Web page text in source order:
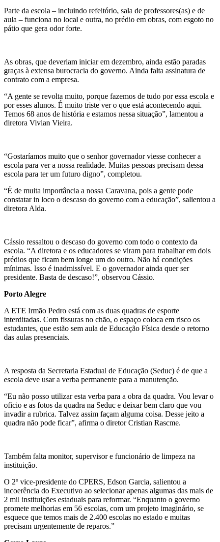
Parte da escola – incluindo refeitório, sala de professores(as) e de
aula – funciona no local e outra, no prédio em obras, com esgoto no
pátio que gera odor forte.
As obras, que deveriam iniciar em dezembro, ainda estão paradas
graças à extensa burocracia do governo. Ainda falta assinatura de
contrato com a empresa.
“A gente se revolta muito, porque fazemos de tudo por essa escola e
por esses alunos. É muito triste ver o que está acontecendo aqui.
Temos 68 anos de história e estamos nessa situação”, lamentou a
diretora Vivian Vieira.
“Gostaríamos muito que o senhor governador viesse conhecer a
escola para ver a nossa realidade. Muitas pessoas precisam dessa
escola para ter um futuro digno”, completou.
“É de muita importância a nossa Caravana, pois a gente pode
constatar in loco o descaso do governo com a educação”, salientou a
diretora Alda.
Cássio ressaltou o descaso do governo com todo o contexto da
escola. “A diretora e os educadores se viram para trabalhar em dois
prédios que ficam bem longe um do outro. Não há condições
mínimas. Isso é inadmissível. E o governador ainda quer ser
presidente. Basta de descaso!”, observou Cássio.
Porto Alegre
A ETE Irmão Pedro está com as duas quadras de esporte
interditadas. Com fissuras no chão, o espaço coloca em risco os
estudantes, que estão sem aula de Educação Física desde o retorno
das aulas presenciais.
A resposta da Secretaria Estadual de Educação (Seduc) é de que a
escola deve usar a verba permanente para a manutenção.
“Eu não posso utilizar esta verba para a obra da quadra. Vou levar o
oficio e as fotos da quadra na Seduc e deixar bem claro que vou
invadir a rubrica. Talvez assim façam alguma coisa. Desse jeito a
quadra não pode ficar”, afirma o diretor Cristian Rascme.
Também falta monitor, supervisor e funcionário de limpeza na
instituição.
O 2º vice-presidente do CPERS, Edson Garcia, salientou a
incoerência do Executivo ao selecionar apenas algumas das mais de
2 mil instituições estaduais para reformar. “Enquanto o governo
promete melhorias em 56 escolas, com um projeto imaginário, se
esquece que temos mais de 2.400 escolas no estado e muitas
precisam urgentemente de reparos.”